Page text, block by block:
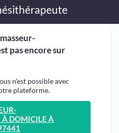
pas encore sur
n'est possible avec
plateforme.
À DOMICILE À